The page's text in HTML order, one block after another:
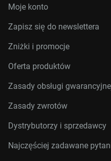
Moje konto
Zapisz się do newslettera
Zniżki i promocje
Oferta produktów
Zasady obsługi
Zasady zwrotów
Dystrybutorzy i sprzedawcy
Najczęściej zadawane